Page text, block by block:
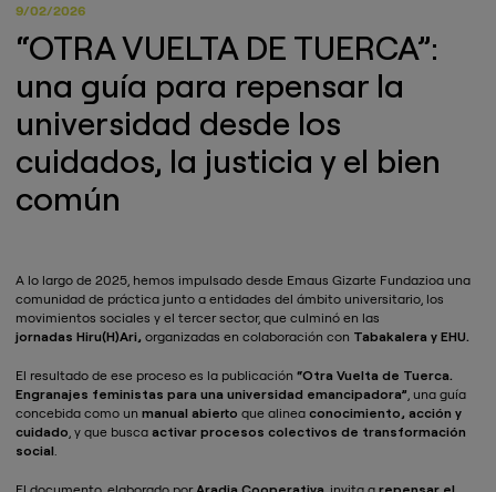
9/02/2026
“OTRA VUELTA DE TUERCA”:
una guía para repensar la
universidad desde los
cuidados, la justicia y el bien
común
A lo largo de 2025, hemos impulsado desde Emaus Gizarte Fundazioa una
comunidad de práctica junto a entidades del ámbito universitario, los
movimientos sociales y el tercer sector, que culminó en las
jornadas Hiru(H)Ari, organizadas en colaboración con Tabakalera y EHU.
El resultado de ese proceso es la publicación “Otra Vuelta de Tuerca.
Engranajes feministas para una universidad emancipadora”, una guía
concebida como un manual abierto que alinea conocimiento, acción y
cuidado, y que busca activar procesos colectivos de transformación
social.